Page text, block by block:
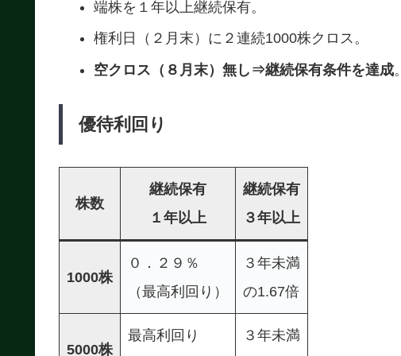
端株を１年以上継続保有。
権利日（２月末）に２連続1000株クロス。
空クロス（８月末）無し⇒継続保有条件を達成。
優待利回り
株数
継続保有
１年以上
継続保有
３年以上
1000株
０．２９％
（最高利回り）
３年未満
の1.67倍
5000株
最高利回り
３年未満